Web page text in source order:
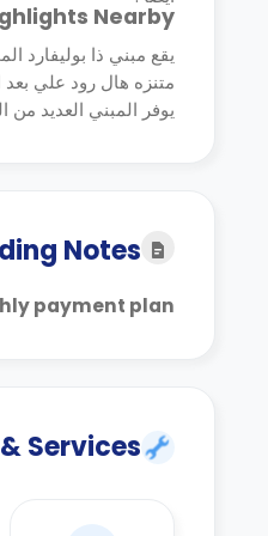
Nearby:
يقع مبني ذا بوليفارد
متنزه هال رود علي
يوفر المبني العديد من
Notes
payment plan
Services